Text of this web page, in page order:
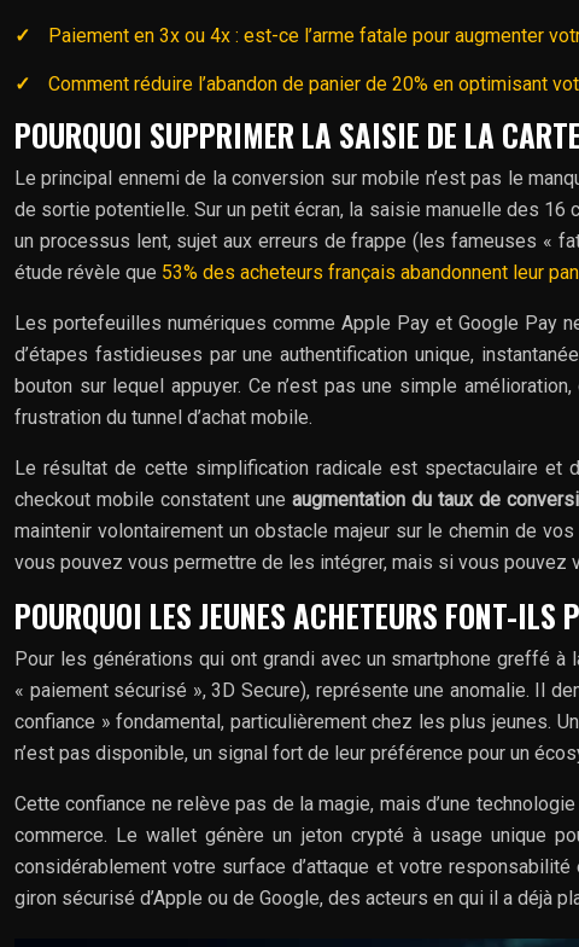
Paiement en 3x ou 4x : est-ce l’arme fatale pour augmenter
Comment réduire l’abandon de panier de 20% en optimisant
POURQUOI SUPPRIMER LA SAISIE DE LA
Le principal ennemi de la conversion sur mobile n’est pas le
de sortie potentielle. Sur un petit écran, la saisie manuelle des 16
un processus lent, sujet aux erreurs de frappe (les fameuses «
étude révèle que 53% des acheteurs français abandonnent leur
Les portefeuilles numériques comme Apple Pay et Google Pay
d’étapes fastidieuses par une authentification unique,
bouton sur lequel appuyer. Ce n’est pas une simple
frustration du tunnel d’achat mobile.
Le résultat de cette simplification radicale est spectaculaire et
checkout mobile constatent une augmentation du taux de
maintenir volontairement un obstacle majeur sur le chemin de
vous pouvez vous permettre de les intégrer, mais si vous pouvez
POURQUOI LES JEUNES ACHETEURS FONT-ILS
Pour les générations qui ont grandi avec un smartphone greffé
« paiement sécurisé », 3D Secure), représente une anomalie. Il
confiance » fondamental, particulièrement chez les plus jeunes.
n’est pas disponible, un signal fort de leur préférence pour un
Cette confiance ne relève pas de la magie, mais d’une
commerce. Le wallet génère un jeton crypté à usage unique
considérablement votre surface d’attaque et votre
giron sécurisé d’Apple ou de Google, des acteurs en qui il a déjà